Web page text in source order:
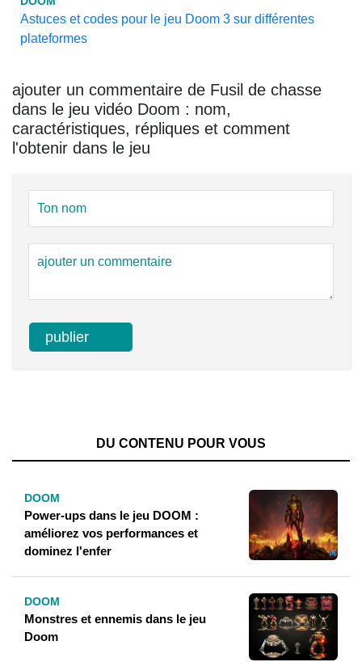
Astuces et codes pour le jeu Doom 3 sur différentes
plateformes
ajouter un commentaire de Fusil de chasse
dans le jeu vidéo Doom : nom,
caractéristiques, répliques et comment
l'obtenir dans le jeu
DU CONTENU POUR VOUS
DOOM
Power-ups dans le jeu DOOM :
améliorez vos performances et
dominez l'enfer
DOOM
Monstres et ennemis dans le jeu
Doom